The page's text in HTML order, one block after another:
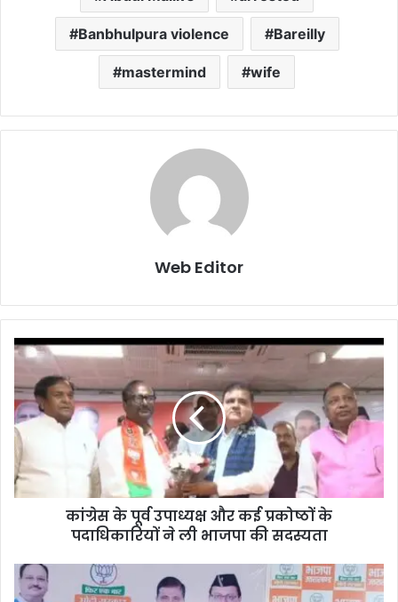
Banbhulpura violence Bareilly
mastermind wife
Web Editor
कांग्रेस के पूर्व उपाध्यक्ष और कई प्रकोष्ठों के
पदाधिकारियों ने ली भाजपा की सदस्यता